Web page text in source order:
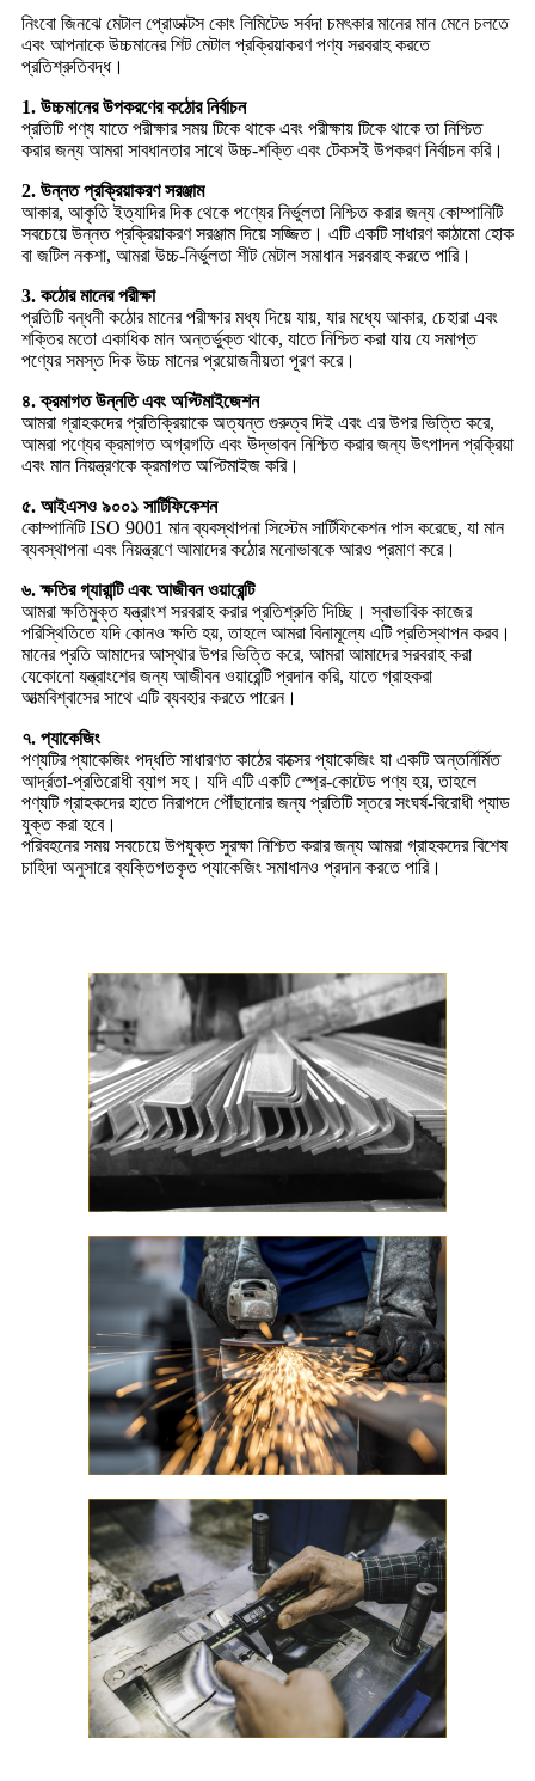
নিংবো জিনঝে মেটাল প্রোডাক্টস কোং লিমিটেড সর্বদা চমৎকার মানের মান মেনে চলতে
এবং আপনাকে উচ্চমানের শিট মেটাল প্রক্রিয়াকরণ পণ্য সরবরাহ করতে
প্রতিশ্রুতিবদ্ধ।
1. উচ্চমানের উপকরণের কঠোর নির্বাচন
প্রতিটি পণ্য যাতে পরীক্ষার সময় টিকে থাকে এবং পরীক্ষায় টিকে থাকে তা নিশ্চিত
করার জন্য আমরা সাবধানতার সাথে উচ্চ-শক্তি এবং টেকসই উপকরণ নির্বাচন করি।
2. উন্নত প্রক্রিয়াকরণ সরঞ্জাম
আকার, আকৃতি ইত্যাদির দিক থেকে পণ্যের নির্ভুলতা নিশ্চিত করার জন্য কোম্পানিটি
সবচেয়ে উন্নত প্রক্রিয়াকরণ সরঞ্জাম দিয়ে সজ্জিত। এটি একটি সাধারণ কাঠামো হোক
বা জটিল নকশা, আমরা উচ্চ-নির্ভুলতা শীট মেটাল সমাধান সরবরাহ করতে পারি।
3. কঠোর মানের পরীক্ষা
প্রতিটি বন্ধনী কঠোর মানের পরীক্ষার মধ্য দিয়ে যায়, যার মধ্যে আকার, চেহারা এবং
শক্তির মতো একাধিক মান অন্তর্ভুক্ত থাকে, যাতে নিশ্চিত করা যায় যে সমাপ্ত
পণ্যের সমস্ত দিক উচ্চ মানের প্রয়োজনীয়তা পূরণ করে।
৪. ক্রমাগত উন্নতি এবং অপ্টিমাইজেশন
আমরা গ্রাহকদের প্রতিক্রিয়াকে অত্যন্ত গুরুত্ব দিই এবং এর উপর ভিত্তি করে,
আমরা পণ্যের ক্রমাগত অগ্রগতি এবং উদ্ভাবন নিশ্চিত করার জন্য উৎপাদন প্রক্রিয়া
এবং মান নিয়ন্ত্রণকে ক্রমাগত অপ্টিমাইজ করি।
৫. আইএসও ৯০০১ সার্টিফিকেশন
কোম্পানিটি ISO 9001 মান ব্যবস্থাপনা সিস্টেম সার্টিফিকেশন পাস করেছে, যা মান
ব্যবস্থাপনা এবং নিয়ন্ত্রণে আমাদের কঠোর মনোভাবকে আরও প্রমাণ করে।
৬. ক্ষতির গ্যারান্টি এবং আজীবন ওয়ারেন্টি
আমরা ক্ষতিমুক্ত যন্ত্রাংশ সরবরাহ করার প্রতিশ্রুতি দিচ্ছি। স্বাভাবিক কাজের
পরিস্থিতিতে যদি কোনও ক্ষতি হয়, তাহলে আমরা বিনামূল্যে এটি প্রতিস্থাপন করব।
মানের প্রতি আমাদের আস্থার উপর ভিত্তি করে, আমরা আমাদের সরবরাহ করা
যেকোনো যন্ত্রাংশের জন্য আজীবন ওয়ারেন্টি প্রদান করি, যাতে গ্রাহকরা
আত্মবিশ্বাসের সাথে এটি ব্যবহার করতে পারেন।
৭. প্যাকেজিং
পণ্যটির প্যাকেজিং পদ্ধতি সাধারণত কাঠের বাক্সের প্যাকেজিং যা একটি অন্তর্নির্মিত
আর্দ্রতা-প্রতিরোধী ব্যাগ সহ। যদি এটি একটি স্প্রে-কোটেড পণ্য হয়, তাহলে
পণ্যটি গ্রাহকদের হাতে নিরাপদে পৌঁছানোর জন্য প্রতিটি স্তরে সংঘর্ষ-বিরোধী প্যাড
যুক্ত করা হবে।
পরিবহনের সময় সবচেয়ে উপযুক্ত সুরক্ষা নিশ্চিত করার জন্য আমরা গ্রাহকদের বিশেষ
চাহিদা অনুসারে ব্যক্তিগতকৃত প্যাকেজিং সমাধানও প্রদান করতে পারি।